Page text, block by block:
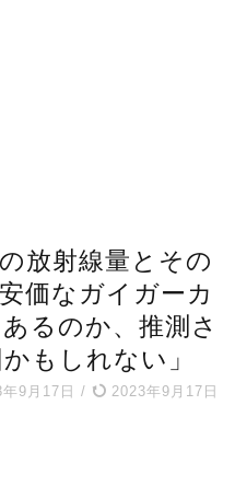
放射線量とその
価なガイガーカ
るのか、推測さ
もしれない」
9月17日 / 2023年9月17日